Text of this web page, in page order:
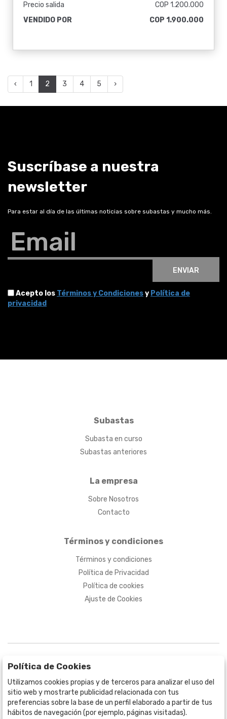
Precio salida
COP 1.200.000
VENDIDO POR
COP 1.900.000
‹ 1 2 3 4 5 ›
Suscríbase a nuestra
newsletter
Para estar al día de las últimas noticias sobre subastas y mucho más.
Email
ENVIAR
Acepto los Términos y Condicionesy Política de
privacidad
Subastas
Subasta en curso
Subastas anteriores
La empresa
Sobre Nosotros
Contacto
Términos y condiciones
Términos y condiciones
Política de Privacidad
Política de cookies
Ajuste de Cookies
BOGOTÁ
CALLE 70 # 10a - 59 BOGOTÁ, CO
Política de Cookies
Utilizamos cookies propias y de terceros para analizar el uso del
sitio web y mostrarte publicidad relacionada con tus
preferencias sobre la base de un perfil elaborado a partir de tus
hábitos de navegación (por ejemplo, páginas visitadas).